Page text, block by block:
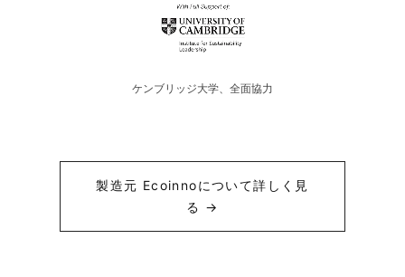
ケンブリッジ大学、全面協力
製造元 Ecoinnoについて詳しく見
る →